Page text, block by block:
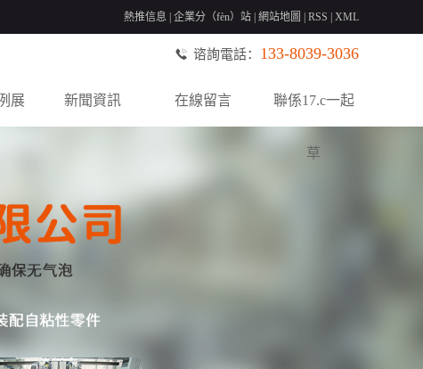
熱推信息 企業分（fèn）站 網站地圖 RSS XML
谘詢電話： 133-8039-3036
展 新聞資訊 在線留言 聯係17.c一起
草